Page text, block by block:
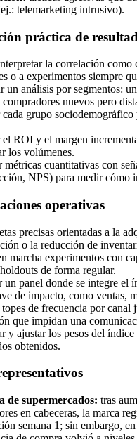
telemarketing intrusivo).
práctica de
la correlación como
o a experimentos siempre
un análisis por segmentos:
compradores nuevos pero
cada grupo
el ROI y el margen
los volúmenes.
métricas cuantitativas con
NPS) para medir cómo
operativas
precisas orientadas a la
o la reducción de
marcha experimentos con
de forma regular.
un panel donde se integre el
de impacto, como ventas,
de frecuencia por canal
que impidan una
y ajustar los pesos del
obtenidos.
de supermercados: tras
en cabeceras, la marca
semana 1; sin embargo,